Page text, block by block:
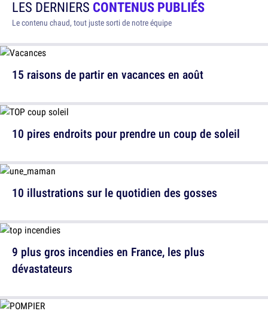
LES DERNIERS CONTENUS PUBLIÉS
Le contenu chaud, tout juste sorti de notre équipe
15 raisons de partir en vacances en août
10 illustrations sur le quotidien des gosses
10 pires endroits pour prendre un coup de soleil
9 plus gros incendies en France, les plus
dévastateurs